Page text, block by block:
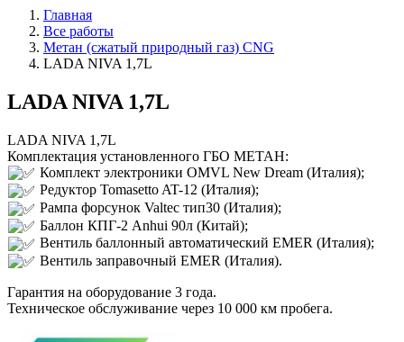
Главная
Все работы
Метан (сжатый природный газ) CNG
LADA NIVA 1,7L
LADA NIVA 1,7L
LADA NIVA 1,7L
Комплектация установленного ГБО МЕТАН:
Комплект электроники OMVL New Dream (Италия);
Редуктор Tomasetto AT-12 (Италия);
Рампа форсунок Valtec тип30 (Италия);
Баллон КПГ-2 Anhui 90л (Китай);
Вентиль баллонный автоматический EMER (Италия);
Вентиль заправочный EMER (Италия).
Гарантия на оборудование 3 года.
Техническое обслуживание через 10 000 км пробега.